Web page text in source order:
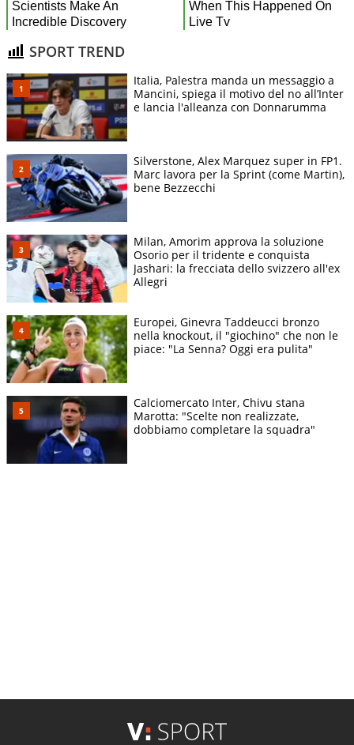
SPORT TREND
Italia, Palestra manda un messaggio a
Mancini, spiega il motivo del no all’Inter
e lancia l'alleanza con Donnarumma
Silverstone, Alex Marquez super in FP1.
Marc lavora per la Sprint (come Martin),
bene Bezzecchi
Milan, Amorim approva la soluzione
Osorio per il tridente e conquista
Jashari: la frecciata dello svizzero all'ex
Allegri
Europei, Ginevra Taddeucci bronzo
nella knockout, il "giochino" che non le
piace: "La Senna? Oggi era pulita"
Calciomercato Inter, Chivu stana
Marotta: "Scelte non realizzate,
dobbiamo completare la squadra"